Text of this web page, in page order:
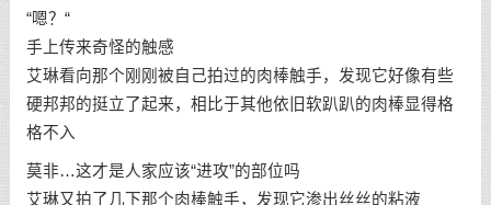
“嗯？“
手上传来奇怪的触感
艾琳看向那个刚刚被自己拍过的肉棒触手，发现它好像有些
硬邦邦的挺立了起来，相比于其他依旧软趴趴的肉棒显得格
格不入
莫非…这才是人家应该“进攻”的部位吗
艾琳又拍了几下那个肉棒触手，发现它渗出丝丝的粘液